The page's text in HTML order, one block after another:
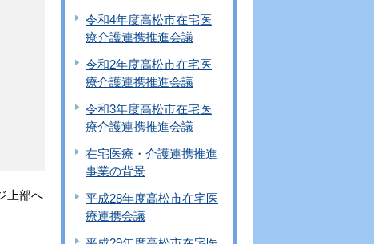
上部へ
令和4年度高松市在宅医
療介護連携推進会議
令和2年度高松市在宅医
療介護連携推進会議
令和3年度高松市在宅医
療介護連携推進会議
在宅医療・介護連携推進
事業の背景
平成28年度高松市在宅医
療連携会議